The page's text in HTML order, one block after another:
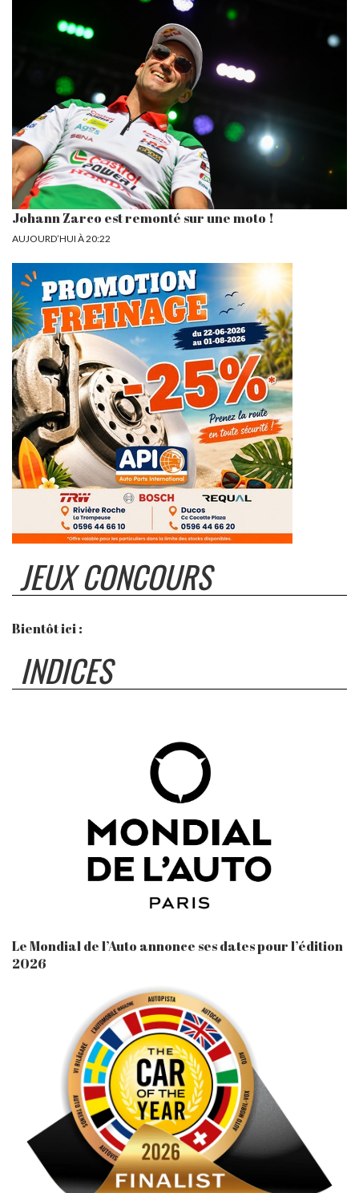
Johann Zarco est remonté sur une moto !
AUJOURD’HUI À 20:22
JEUX CONCOURS
Bientôt ici :
INDICES
Le Mondial de l’Auto annonce ses dates pour l’édition
2026